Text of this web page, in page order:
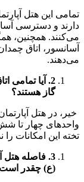
تمامی این هتل
دارند و دسترسی
می‌کنند. همچنین،
آسانسور، اتاق
می‌دهند.
2. آیا تمامی
گاز هستند؟
خیر، در هتل
واحدهای چهار تا
تخته این امکانات را
3. فاصله هتل
(ع) چقدر